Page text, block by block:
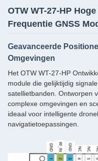
OTW WT-27-HP
Frequentie GNSS
Geavanceerde
Omgevingen
Het OTW WT-27-HP
module die gelijktijdig
satellietbanden. Ontworpen
complexe omgevingen en
ideaal voor intelligente
navigatietoepassingen.